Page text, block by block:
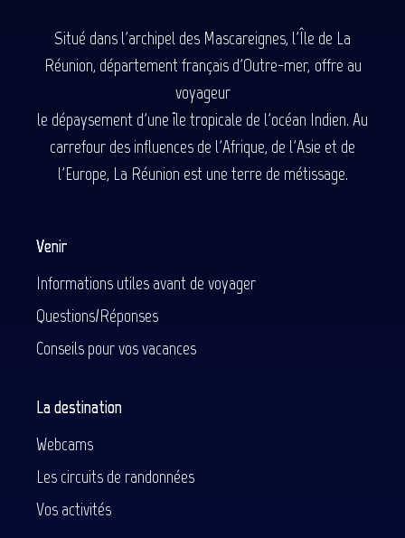
Situé dans l'archipel des Mascareignes, l'Île de La
Réunion, département français d'Outre-mer, offre au
voyageur
le dépaysement d'une île tropicale de l'océan Indien. Au
carrefour des influences de l'Afrique, de l'Asie et de
l'Europe, La Réunion est une terre de métissage.
Venir
Informations utiles avant de voyager
Questions/Réponses
Conseils pour vos vacances
La destination
Webcams
Les circuits de randonnées
Vos activités